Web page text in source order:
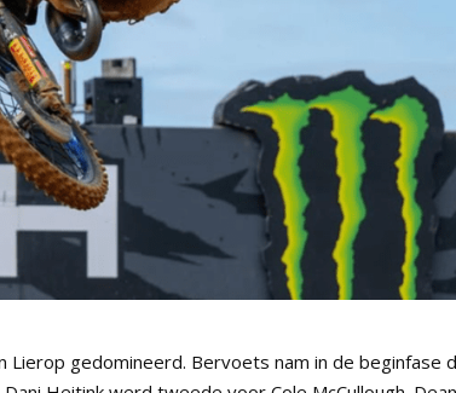
gedomineerd. Bervoets nam in de beginfase